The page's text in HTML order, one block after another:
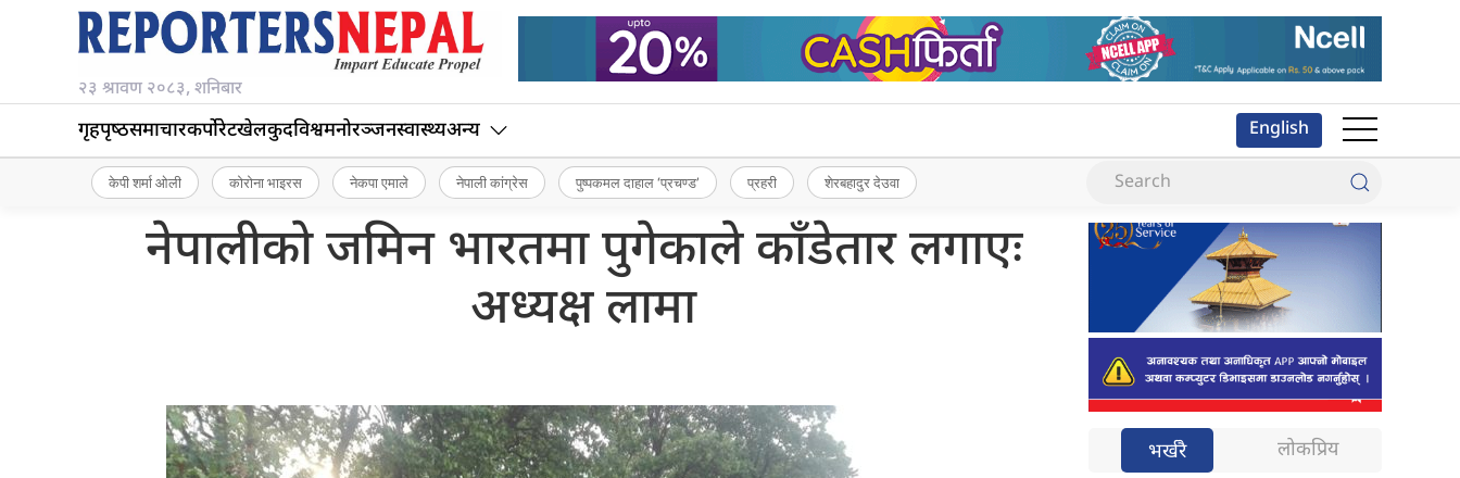
२३ श्रावण २०८३, शनिबार
गृहपृष्‍ठसमाचारकर्पोरेटखेलकुदविश्वमनोरञ्जनस्वास्थ्यअन्य English
केपी शर्मा ओली कोरोना भाइरस नेकपा एमाले नेपाली कांग्रेस पुष्पकमल दाहाल ‘प्रचण्ड’ प्रहरी शेरबहादुर देउवा
नेपालीको जमिन भारतमा पुगेकाले काँडेतार लगाएः
अध्यक्ष लामा
भर्खरै लोकप्रिय